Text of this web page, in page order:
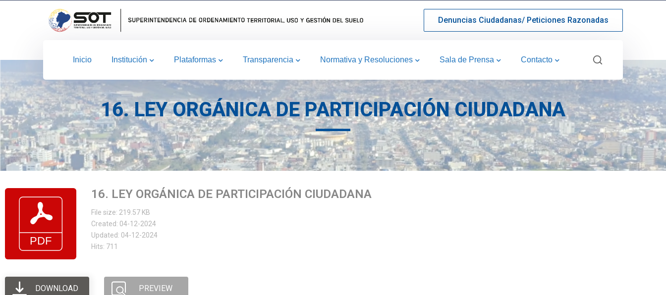
Denuncias Ciudadanas/ Peticiones Razonadas
Inicio Institución Plataformas Transparencia Normativa y Resoluciones Sala de Prensa Contacto
16. LEY ORGÁNICA DE PARTICIPACIÓN CIUDADANA
16. LEY ORGÁNICA DE PARTICIPACIÓN CIUDADANA
File size: 219.57 KB
Created: 04-12-2024
Updated: 04-12-2024
Hits: 711
DOWNLOAD PREVIEW